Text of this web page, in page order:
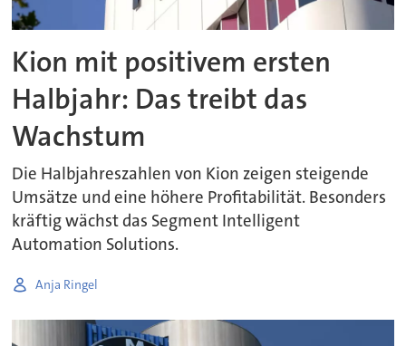
Kion mit positivem ersten
Halbjahr: Das treibt das
Wachstum
Die Halbjahreszahlen von Kion zeigen steigende
Umsätze und eine höhere Profitabilität. Besonders
kräftig wächst das Segment Intelligent
Automation Solutions.
Anja Ringel